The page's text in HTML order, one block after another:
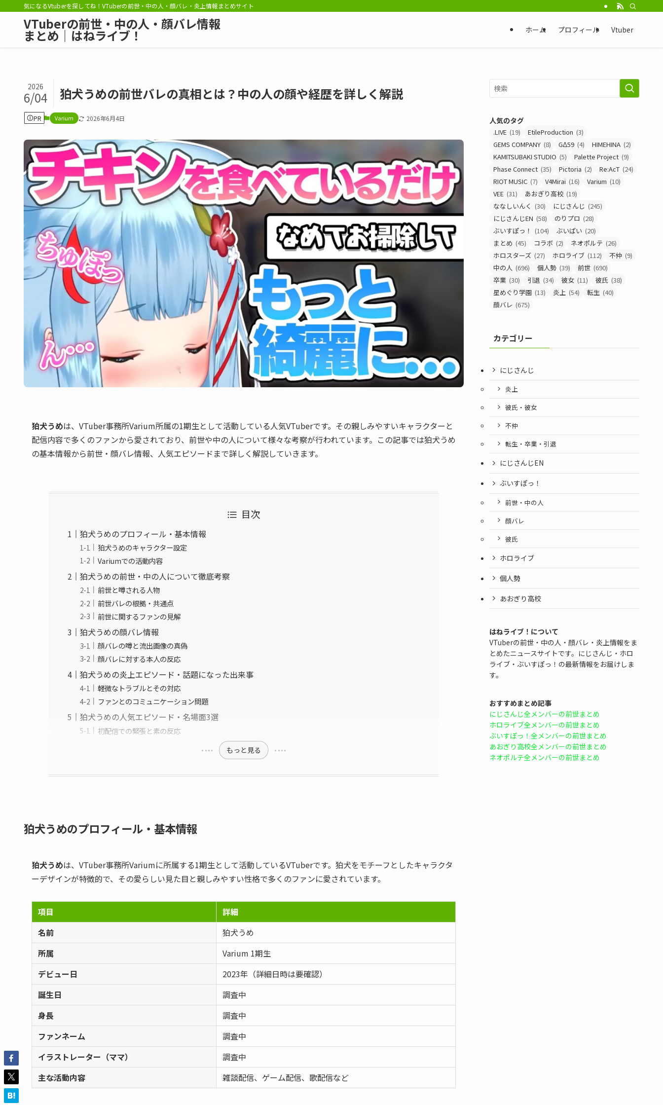
気になるVtuberを探してね！VTuberの前世・中の人・顔バレ・炎上情報まとめサイト
VTuberの前世・中の人・顔バレ情報
まとめ｜はねライブ！ ホーム プロフィール Vtuber
狛犬うめの前世バレの真相とは？中の人の顔や経歴を詳しく解説
2026
6/04
PR Varium 2026年6月4日
狛犬うめは、VTuber事務所Varium所属の1期生として活動している人気VTuberです。その親しみやすいキャラクターと
配信内容で多くのファンから愛されており、前世や中の人について様々な考察が行われています。この記事では狛犬うめ
の基本情報から前世・顔バレ情報、人気エピソードまで詳しく解説していきます。
目次
狛犬うめのプロフィール・基本情報
狛犬うめのキャラクター設定
Variumでの活動内容
狛犬うめの前世・中の人について徹底考察
前世と噂される人物
前世バレの根拠・共通点
前世に関するファンの見解
狛犬うめの顔バレ情報
顔バレの噂と流出画像の真偽
顔バレに対する本人の反応
狛犬うめの炎上エピソード・話題になった出来事
軽微なトラブルとその対応
ファンとのコミュニケーション問題
狛犬うめの人気エピソード・名場面3選
初配信での緊張と素の反応
もっと見る
狛犬うめのプロフィール・基本情報
狛犬うめは、VTuber事務所Variumに所属する1期生として活動しているVTuberです。狛犬をモチーフとしたキャラクタ
ーデザインが特徴的で、その愛らしい見た目と親しみやすい性格で多くのファンに愛されています。
項目
詳細
名前
狛犬うめ
所属
Varium 1期生
デビュー日
2023年（詳細日時は要確認）
誕生日
調査中
身長
調査中
ファンネーム
調査中
イラストレーター（ママ）
調査中
主な活動内容
雑談配信、ゲーム配信、歌配信など
人気のタグ
.LIVE (19) EtileProduction (3)
GEMS COMPANY (8) GΔ59 (4) HIMEHINA (2)
KAMITSUBAKI STUDIO (5) Palette Project (9)
Phase Connect (35) Pictoria (2) Re:AcT (24)
RIOT MUSIC (7) V4Mirai (16) Varium (10)
VEE (31) あおぎり高校 (19)
ななしいんく (30) にじさんじ (245)
にじさんじEN (58) のりプロ (28)
ぶいすぽっ！
(104) ぶいぱい (20)
まとめ (45) コラボ (2) ネオポルテ (26)
ホロスターズ (27) ホロライブ (112) 不仲 (9)
中の人 (696) 個人勢 (39) 前世 (690)
卒業 (30) 引退 (34) 彼女 (11) 彼氏 (38)
星めぐり学園 (13) 炎上 (54) 転生 (40)
顔バレ (675)
カテゴリー
にじさんじ
炎上
彼氏・彼女
不仲
転生・卒業・引退
にじさんじEN
ぶいすぽっ！
前世・中の人
顔バレ
彼氏
ホロライブ
個人勢
あおぎり高校
はねライブ！について
VTuberの前世・中の人・顔バレ・炎上情報をま
とめたニュースサイトです。にじさんじ・ホロ
ライブ・ぶいすぽっ！の最新情報をお届けしま
す。
おすすめまとめ記事
にじさんじ全メンバーの前世まとめ
ホロライブ全メンバーの前世まとめ
ぶいすぽっ！全メンバーの前世まとめ
あおぎり高校全メンバーの前世まとめ
ネオポルテ全メンバーの前世まとめ